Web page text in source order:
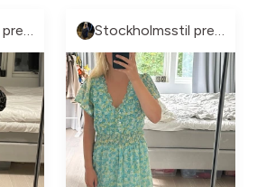
Stockholmsstil pre-loved🩷 Stockholmsstil pre-loved🩷